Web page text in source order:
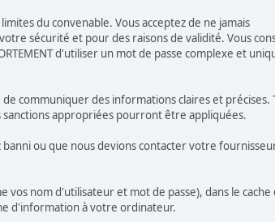
du convenable. Vous acceptez de ne jamais
sécurité et pour des raisons de validité. Vous
d'utiliser un mot de passe complexe et
communiquer des informations claires et précises.
appropriées pourront être appliquées.
ou que nous devions contacter votre
nom d'utilisateur et mot de passe), dans le
d'information à votre ordinateur.